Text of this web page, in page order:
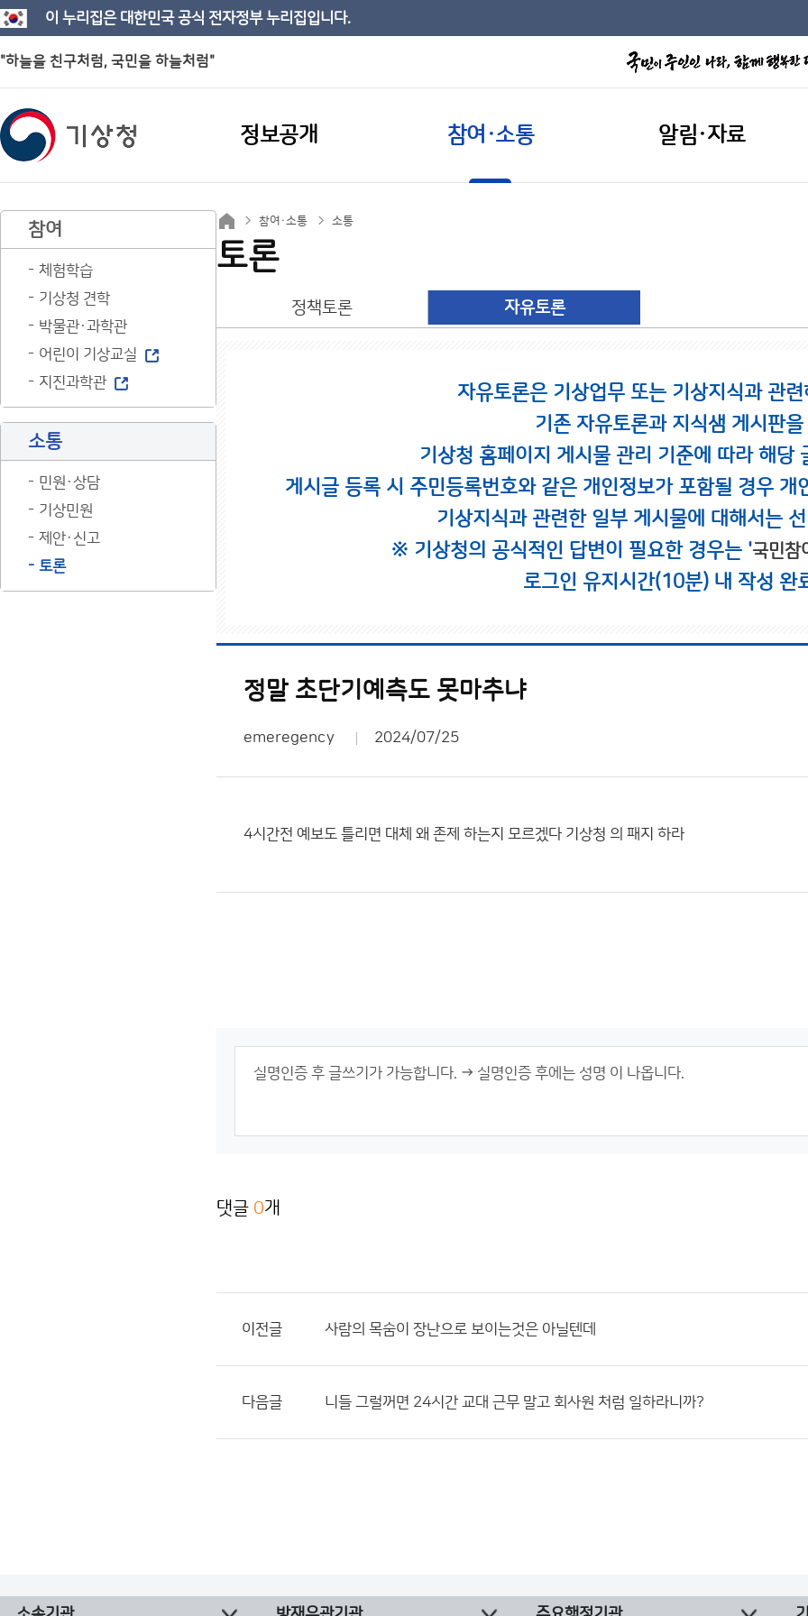
이 누리집은 대한민국 공식 전자정부 누리집입니다.
"하늘을 친구처럼, 국민을 하늘처럼"
정보공개 참여·소통 알림·자료
참여
체험학습
기상청 견학
박물관·과학관
어린이 기상교실
지진과학관
소통
민원·상담
기상민원
제안·신고
토론
참여·소통 소통
토론
정책토론 자유토론
자유토론은 기상업무 또는 기상지식과 관
기존 자유토론과 지식샘 게시판
기상청 홈페이지 게시물 관리 기준에 따라 해당
게시글 등록 시 주민등록번호와 같은 개인정보가 포함될 경우
기상지식과 관련한 일부 게시물에 대해서는
※ 기상청의 공식적인 답변이 필요한 경우는 '국민참
로그인 유지시간(10분) 내 작성 완
정말 초단기예측도 못마추냐
emeregency 2024/07/25
4시간전 예보도 틀리면 대체 왜 존제 하는지 모르겠다 기상청 의 패지 하라
댓글 0개
이전글 사람의 목숨이 장난으로 보이는것은 아닐텐데
다음글 니들 그럴꺼면 24시간 교대 근무 말고 회사원 처럼 일하라니까?